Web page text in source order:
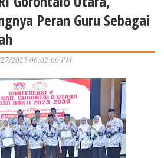
Peran Guru Sebagai
2025 06:02:00 PM